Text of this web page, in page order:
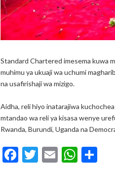
Standard Chartered imesema kuwa
muhimu ya ukuaji wa uchumi
na usafirishaji wa mizigo.
Aidha, reli hiyo inatarajiwa
mtandao wa reli ya kisasa wenye
Rwanda, Burundi, Uganda na
F T E WS